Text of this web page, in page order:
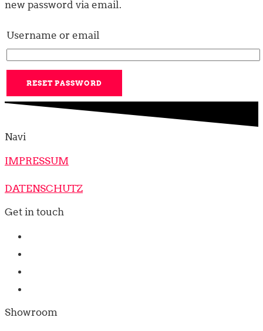
new password via email.
Username or email
RESET PASSWORD
Navi
IMPRESSUM
DATENSCHUTZ
Get in touch
Showroom